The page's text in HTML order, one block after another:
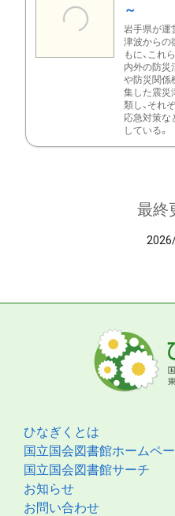
～
岩手県が運
津波からの
もに、これ
内外の防災
や防災関係
集した震災
類し、それ
応急対策な
している。
最終
ひなぎくとは
国立国会図書館ホームペ
国立国会図書館サーチ
お知らせ
お問い合わせ